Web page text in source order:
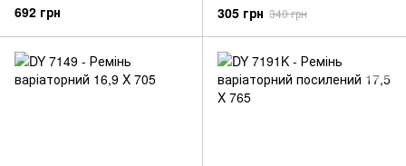
692 грн 305 грн 340 грн